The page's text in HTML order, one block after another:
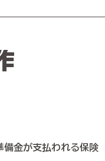
備金が支払われる保険